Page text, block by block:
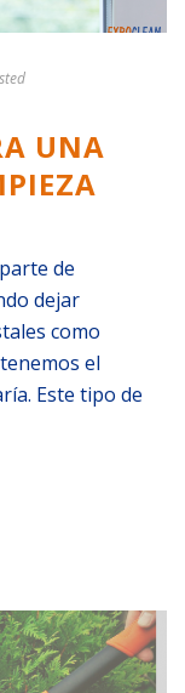
UNA
de
dejar
como
el
Este tipo de